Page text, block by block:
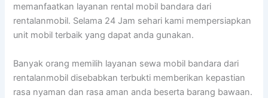
memanfaatkan layanan rental mobil bandara dari
rentalanmobil. Selama 24 Jam sehari kami mempersiapkan
unit mobil terbaik yang dapat anda gunakan.
Banyak orang memilih layanan sewa mobil bandara dari
rentalanmobil disebabkan terbukti memberikan kepastian
rasa nyaman dan rasa aman anda beserta barang bawaan.